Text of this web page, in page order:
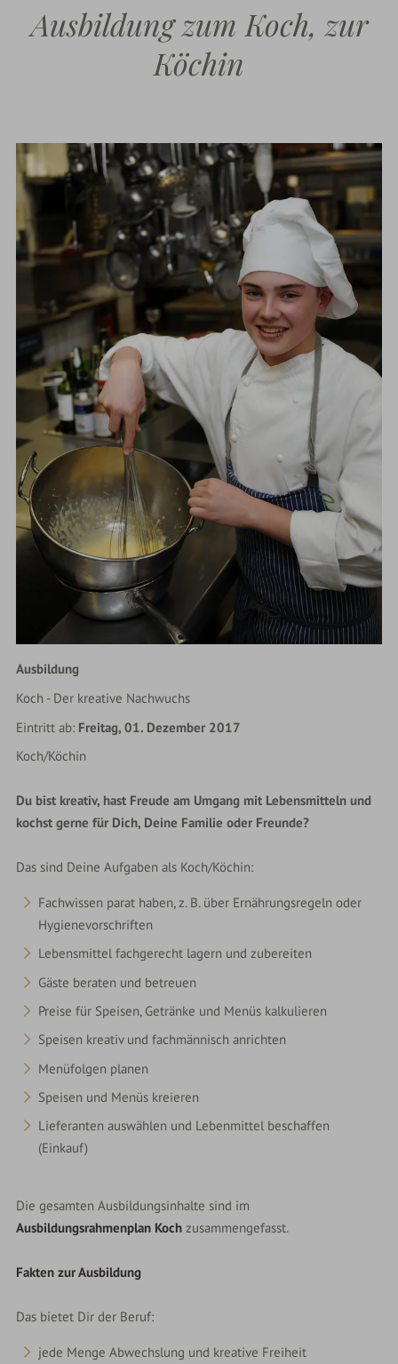
Genuss
&
&
Umgebung
Ausbildung zum Koch, zur
Köchin
Ausbildung
Koch - Der kreative Nachwuchs
Eintritt ab: Freitag, 01. Dezember 2017
Koch/Köchin
Du bist kreativ, hast Freude am Umgang mit Lebensmitteln und
kochst gerne für Dich, Deine Familie oder Freunde?
Das sind Deine Aufgaben als Koch/Köchin:
Fachwissen parat haben, z. B. über Ernährungsregeln oder
Hygienevorschriften
Lebensmittel fachgerecht lagern und zubereiten
Gäste beraten und betreuen
Preise für Speisen, Getränke und Menüs kalkulieren
Speisen kreativ und fachmännisch anrichten
Menüfolgen planen
Speisen und Menüs kreieren
Lieferanten auswählen und Lebenmittel beschaffen
(Einkauf)
Die gesamten Ausbildungsinhalte sind im
Ausbildungsrahmenplan Koch zusammengefasst.
Fakten zur Ausbildung
Das bietet Dir der Beruf:
jede Menge Abwechslung und kreative Freiheit